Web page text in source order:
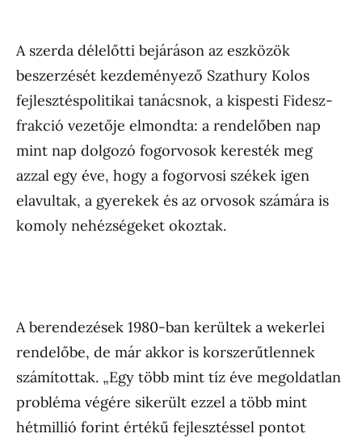
A szerda délelőtti bejáráson az eszközök
beszerzését kezdeményező Szathury Kolos
fejlesztéspolitikai tanácsnok, a kispesti Fidesz-
frakció vezetője elmondta: a rendelőben nap
mint nap dolgozó fogorvosok keresték meg
azzal egy éve, hogy a fogorvosi székek igen
elavultak, a gyerekek és az orvosok számára is
komoly nehézségeket okoztak.
A berendezések 1980-ban kerültek a wekerlei
rendelőbe, de már akkor is korszerűtlennek
számítottak. „Egy több mint tíz éve megoldatlan
probléma végére sikerült ezzel a több mint
hétmillió forint értékű fejlesztéssel pontot